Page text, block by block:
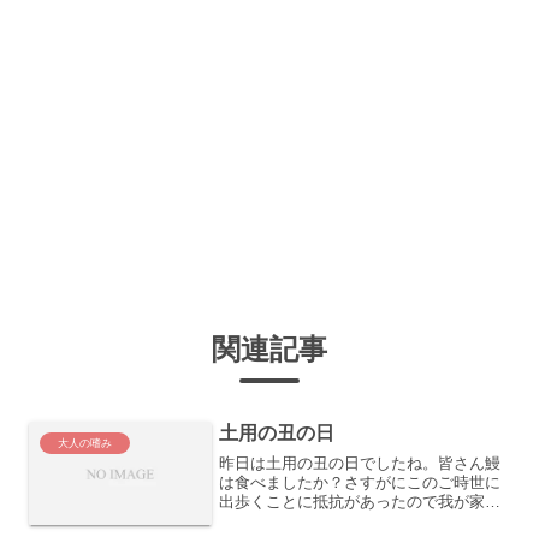
関連記事
大人の嗜み 土用の丑の日
昨日は土用の丑の日でしたね。皆さん鰻
は食べましたか？さすがにこのご時世に
出歩くことに抵抗があったので我が家は